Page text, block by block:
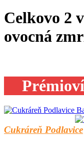
Celkovo 2
ovocná
Cukráreň Podlavice